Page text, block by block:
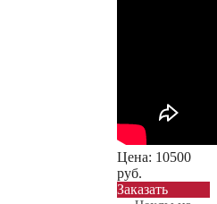
Цена: 10500
руб.
Заказать